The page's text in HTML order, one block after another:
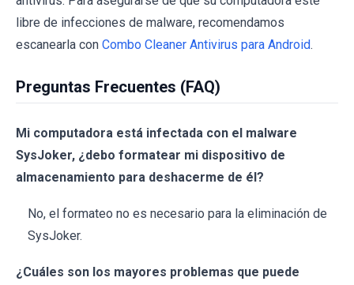
libre de infecciones de malware, recomendamos
escanearla con Combo Cleaner Antivirus para Android.
Preguntas Frecuentes (FAQ)
Mi computadora está infectada con el malware
SysJoker, ¿debo formatear mi dispositivo de
almacenamiento para deshacerme de él?
No, el formateo no es necesario para la eliminación de
SysJoker.
¿Cuáles son los mayores problemas que puede